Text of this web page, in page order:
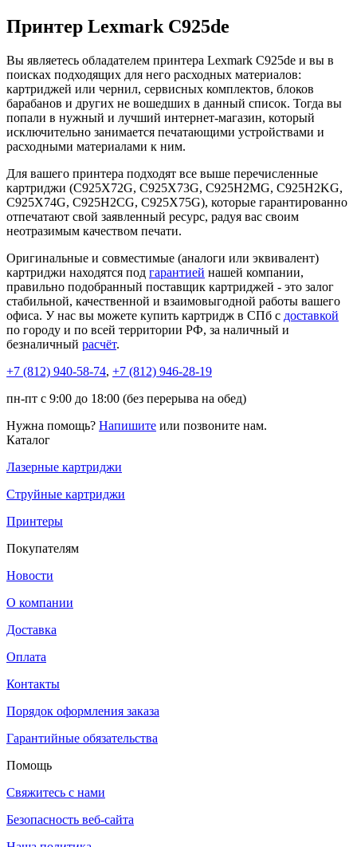
Принтер Lexmark C925de
Вы являетесь обладателем принтера Lexmark C925de и вы в
поисках подходящих для него расходных материалов:
картриджей или чернил, сервисных комплектов, блоков
барабанов и других не вошедших в данный список. Тогда вы
попали в нужный и лучший интернет-магазин, который
исключительно занимается печатающими устройствами и
расходными материалами к ним.
Для вашего принтера подходят все выше перечисленные
картриджи (C925X72G, C925X73G, C925H2MG, C925H2KG,
C925X74G, C925H2CG, C925X75G), которые гарантированно
отпечатают свой заявленный ресурс, радуя вас своим
неотразимым качеством печати.
Оригинальные и совместимые (аналоги или эквивалент)
картриджи находятся под гарантией нашей компании,
правильно подобранный поставщик картриджей - это залог
стабильной, качественной и взаимовыгодной работы вашего
офиса. У нас вы можете купить картридж в СПб с доставкой
по городу и по всей территории РФ, за наличный и
безналичный расчёт.
+7 (812) 940-58-74, +7 (812) 946-28-19
пн-пт с 9:00 до 18:00 (без перерыва на обед)
Нужна помощь? Напишите или позвоните нам.
Каталог
Лазерные картриджи
Струйные картриджи
Принтеры
Покупателям
Новости
О компании
Доставка
Оплата
Контакты
Порядок оформления заказа
Гарантийные обязательства
Помощь
Свяжитесь с нами
Безопасность веб-сайта